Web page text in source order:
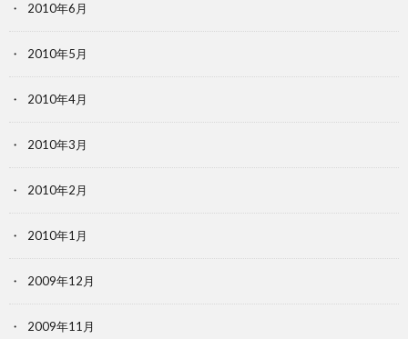
2010年6月
2010年5月
2010年4月
2010年3月
2010年2月
2010年1月
2009年12月
2009年11月